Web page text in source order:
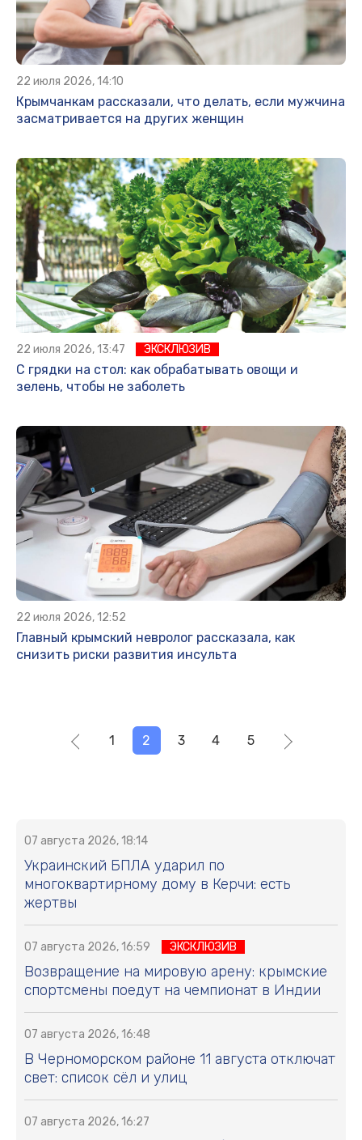
22 июля 2026, 14:10
Крымчанкам рассказали, что делать, если мужчина
засматривается на других женщин
22 июля 2026, 13:47 ЭКСКЛЮЗИВ
С грядки на стол: как обрабатывать овощи и
зелень, чтобы не заболеть
22 июля 2026, 12:52
Главный крымский невролог рассказала, как
снизить риски развития инсульта
1 2 3 4 5
07 августа 2026, 18:14
Украинский БПЛА ударил по
многоквартирному дому в Керчи: есть
жертвы
07 августа 2026, 16:59 ЭКСКЛЮЗИВ
Возвращение на мировую арену: крымские
спортсмены поедут на чемпионат в Индии
07 августа 2026, 16:48
В Черноморском районе 11 августа отключат
свет: список сёл и улиц
07 августа 2026, 16:27